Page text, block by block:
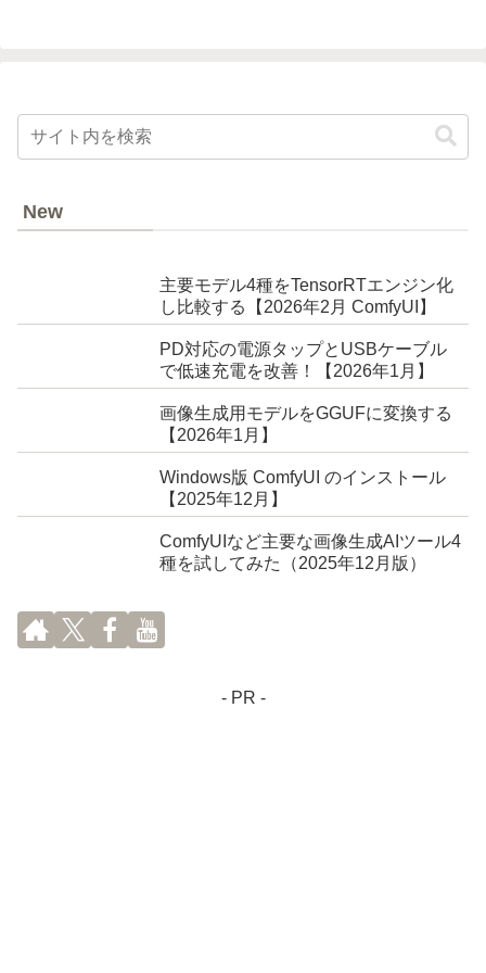
New
主要モデル4種をTensorRTエンジン化
し比較する【2026年2月 ComfyUI】
PD対応の電源タップとUSBケーブル
で低速充電を改善！【2026年1月】
画像生成用モデルをGGUFに変換する
【2026年1月】
Windows版 ComfyUI のインストール
【2025年12月】
ComfyUIなど主要な画像生成AIツール4
種を試してみた（2025年12月版）
- PR -